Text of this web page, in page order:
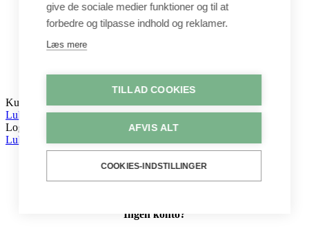
Metervarer
Stofstykker
Puder
Unika
Crepepapir
Kurv
Luk
Log ind
Luk
Ingen konto?
give de sociale medier funktioner og til at
forbedre og tilpasse indhold og reklamer.
Læs mere
TILLAD COOKIES
AFVIS ALT
COOKIES-INDSTILLINGER